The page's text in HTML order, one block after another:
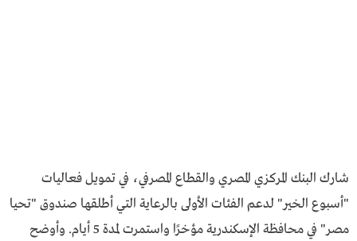
شارك البنك المركزي المصري والقطاع المصرفي، في تمويل فعاليات
"أسبوع الخير" لدعم الفئات الأولى بالرعاية التي أطلقها صندوق "تحيا
مصر" في محافظة الإسكندرية مؤخرًا واستمرت لمدة 5 أيام. وأوضح